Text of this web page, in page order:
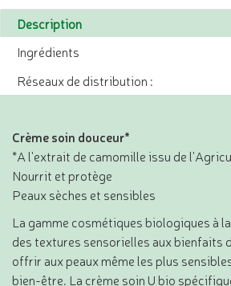
Description
Ingrédients
Réseaux de distribution :
Crème soin douceur*
*A l'extrait de camomille issu de
Nourrit et protège
Peaux sèches et sensibles
La gamme cosmétiques biologiques à
des textures sensorielles aux bienfaits
offrir aux peaux même les plus
bien-être. La crème soin U bio